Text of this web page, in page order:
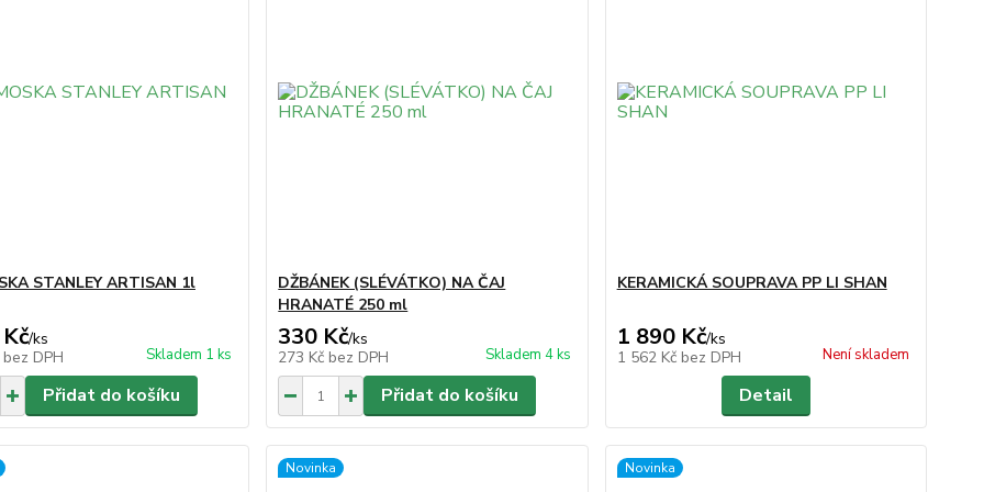
STANLEY ARTISAN 1l
/ks
bez DPH Skladem 1 ks
Přidat do košíku
DŽBÁNEK (SLÉVÁTKO) NA ČAJ
HRANATÉ 250 ml
330 Kč/ks
273 Kč bez DPH Skladem 4 ks
Přidat do košíku
KERAMICKÁ SOUPRAVA PP LI SHAN
1 890 Kč/ks
1 562 Kč bez DPH Není skladem
Detail
Novinka Novinka